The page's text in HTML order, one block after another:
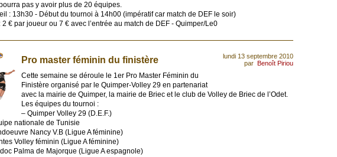
pas y avoir plus de 20 équipes.
: 13h30 - Début du tournoi à 14h00 (impératif car match de DEF le soir)
2 € par joueur ou 7 € avec l’entrée au match de DEF - Quimper/Le0
lundi 13 septembre 2010
par Benoît Piriou
Pro master féminin du finistère
Cette semaine se déroule le 1er Pro Master Féminin du
Finistère organisé par le Quimper-Volley 29 en partenariat
avec la mairie de Quimper, la mairie de Briec et le club de Volley de Briec de l’Odet.
Les équipes du tournoi :
– Quimper Volley 29 (D.E.F.)
nationale de Tunisie
Nancy V.B (Ligue A féminine)
Volley féminin (Ligue A féminine)
Palma de Majorque (Ligue A espagnole)